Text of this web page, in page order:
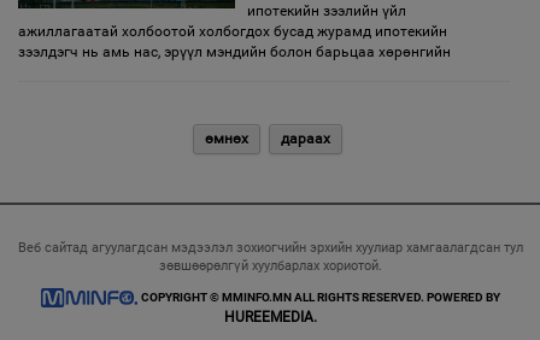
ипотекийн зээлийн үйл
ажиллагаатай холбоотой холбогдох бусад журамд ипотекийн
зээлдэгч нь амь нас, эрүүл мэндийн болон барьцаа хөрөнгийн
өмнөх дараах
Веб сайтад агуулагдсан мэдээлэл зохиогчийн эрхийн хуулиар хамгаалагдсан тул
зөвшөөрөлгүй хуулбарлах хориотой.
COPYRIGHT © MMINFO.MN ALL RIGHTS RESERVED. POWERED BY
HUREEMEDIA.